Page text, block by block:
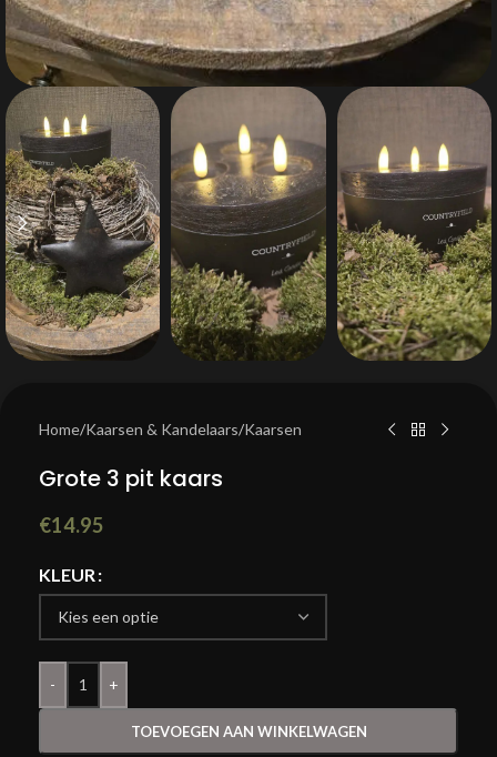
Home/Kaarsen & Kandelaars/Kaarsen
Grote 3 pit kaars
€14.95
KLEUR
- +
TOEVOEGEN AAN WINKELWAGEN